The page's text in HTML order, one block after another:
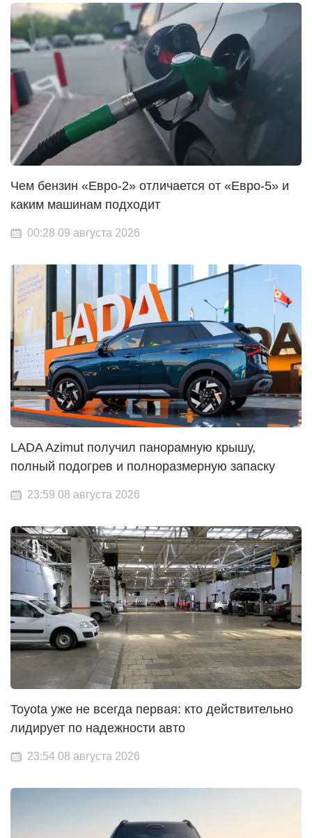
Чем бензин «Евро-2» отличается от «Евро-5» и
каким машинам подходит
00:28 09 августа 2026
LADA Azimut получил панорамную крышу,
полный подогрев и полноразмерную запаску
23:59 08 августа 2026
Toyota уже не всегда первая: кто действительно
лидирует по надежности авто
23:54 08 августа 2026